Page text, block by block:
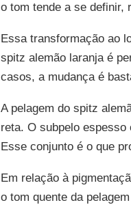
o tom tende a se definir,
Essa transformação ao
spitz alemão laranja é
casos, a mudança é
A pelagem do spitz
reta. O subpelo
Esse conjunto é o que
Em relação à
o tom quente da